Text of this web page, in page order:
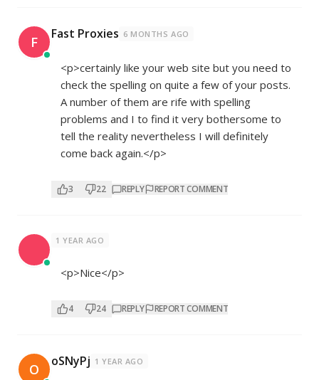
F Fast Proxies 6 MONTHS AGO
<p>certainly like your web site but you need to
check the spelling on quite a few of your posts.
A number of them are rife with spelling
problems and I to find it very bothersome to
tell the reality nevertheless I will definitely
come back again.</p>
3 22 REPLY REPORT COMMENT
1 YEAR AGO
<p>Nice</p>
4 24 REPLY REPORT COMMENT
O oSNyPj 1 YEAR AGO